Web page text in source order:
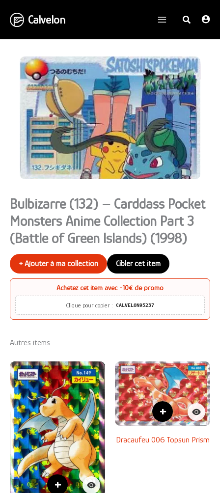
Calvelon
Bulbizarre (132) – Carddass Pocket
Monsters Anime Collection Part 3
(Battle of Green Islands) (1998)
+ Ajouter à ma collection Cibler cet item
Achetez cet item avec -10€ de promo
Clique pour copier : CALVELON95237
Autres items
+
+
Dracaufeu 006 Topsun Prism